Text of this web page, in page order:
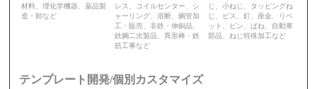
材料、理化学機器、薬品製
造・卸など
レス、コイルセンター、シ
ャーリング、溶断、鋼管加
工・販売、非鉄・伸銅品、
鉄鋼二次製品、異形棒・鉄
筋工事など
じ、小ねじ、タッピングね
じ、ビス、釘、座金、リベ
ット、ピン、ばね、自動車
部品、ねじ特殊加工など
テンプレート開発/個別カスタマイズ